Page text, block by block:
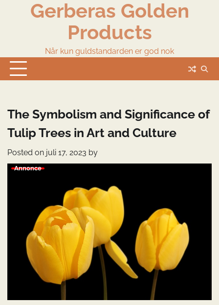
Gerberas Golden
Products
Når kun guldstandarden er god nok
The Symbolism and Significance of
Tulip Trees in Art and Culture
Posted on juli 17, 2023 by
Annonce